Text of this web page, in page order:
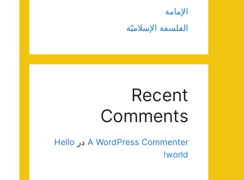
الإمامة
الفلسفة الإسلاميّة
Recent
Comments
A WordPress Commenter در Hello
world!